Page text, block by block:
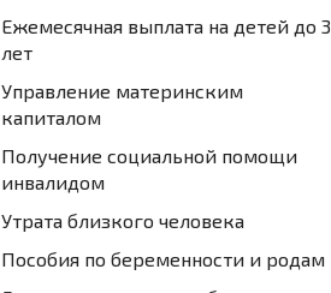
Ежемесячная выплата на детей до 3
лет
Управление материнским
капиталом
Получение социальной помощи
инвалидом
Утрата близкого человека
Пособия по беременности и родам